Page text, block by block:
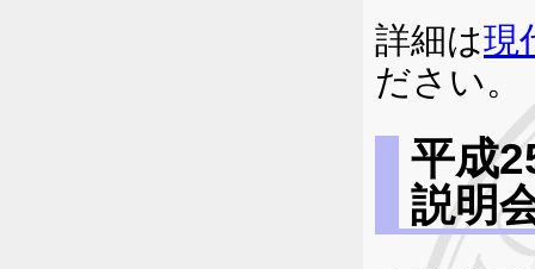
詳細は現
ださい。
平成
説明